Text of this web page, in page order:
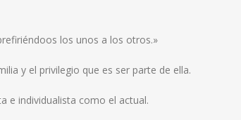
los unos a los otros.»
y el privilegio que es ser parte de ella.
e individualista como el actual.